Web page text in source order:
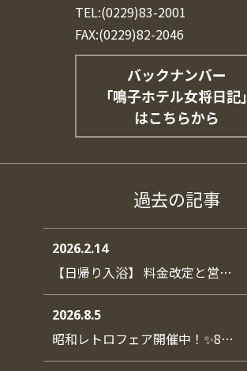
TEL:(0229)83-2001
FAX:(0229)82-2046
バックナンバー
「鳴子ホテル女将日記」
はこちらから
過去の記事
2026.2.14
【日帰り入浴】 料金改定と営…
2026.8.5
昭和レトロフェア開催中！✨8…